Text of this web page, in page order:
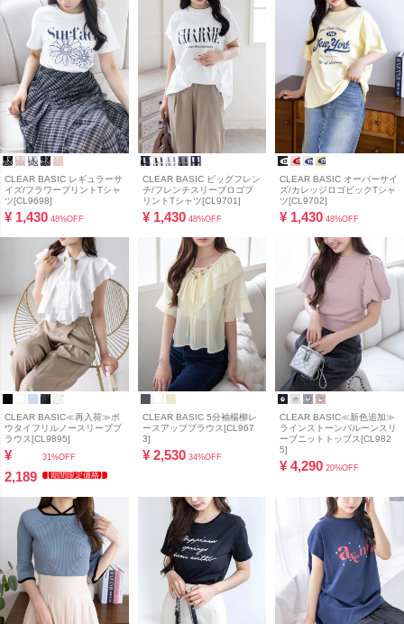
CLEAR BASIC レギュラーサ
イズ/フラワープリントTシャ
ツ[CL9698]
¥ 1,430 48%OFF
CLEAR BASIC ビッグフレン
チ/フレンチスリーブロゴプ
リントTシャツ[CL9701]
¥ 1,430 48%OFF
CLEAR BASIC オーバーサイ
ズ/カレッジロゴビックTシャ
ツ[CL9702]
¥ 1,430 48%OFF
CLEAR BASIC≪再入荷≫ボ
ウタイフリルノースリーブブ
ラウス[CL9895]
¥
2,189
31%OFF
【期間限定価格】
CLEAR BASIC 5分袖楊柳レ
ースアップブラウス[CL967
3]
¥ 2,530 34%OFF
CLEAR BASIC≪新色追加≫
ラインストーンバルーンスリ
ーブニットトップス[CL982
5]
¥ 4,290 20%OFF